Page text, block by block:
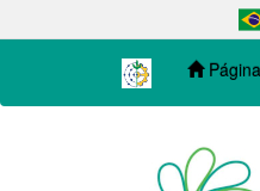
navigation